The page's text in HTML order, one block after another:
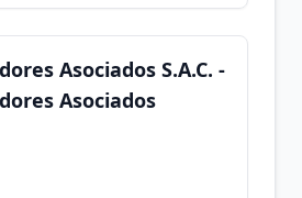
Asociados S.A.C. -
Asociados